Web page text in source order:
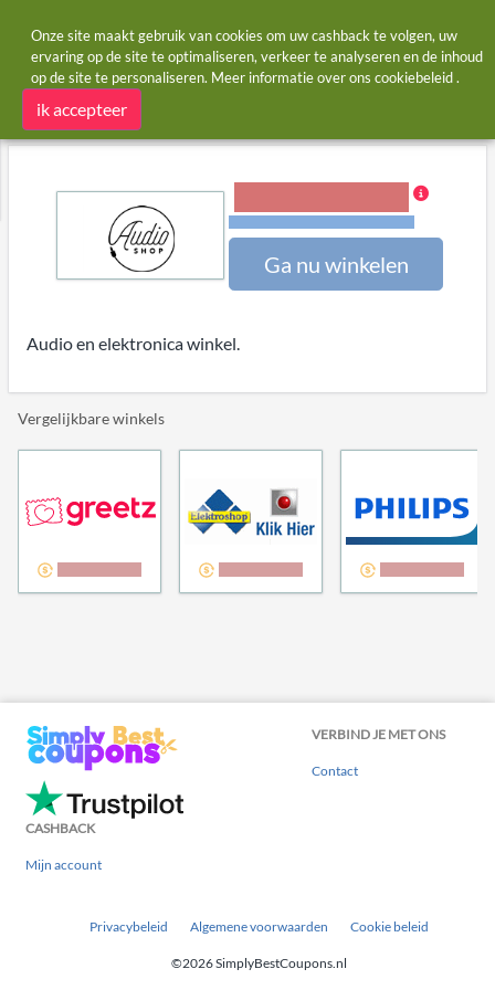
Startpagina Winkels Audioshop.nl
Audioshop.nl cashback
Ga nu winkelen
Audio en elektronica winkel.
Vergelijkbare winkels
VERBIND JE MET ONS
Contact
CASHBACK
Mijn account
Privacybeleid Algemene voorwaarden Cookie beleid
©2026 SimplyBestCoupons.nl
Onze site maakt gebruik van cookies om uw cashback te volgen, uw
ervaring op de site te optimaliseren, verkeer te analyseren en de inhoud
op de site te personaliseren. Meer informatie over ons cookiebeleid.
ik accepteer